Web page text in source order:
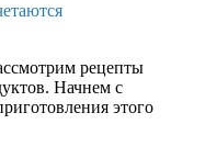
рецепты
Начнем с
этого